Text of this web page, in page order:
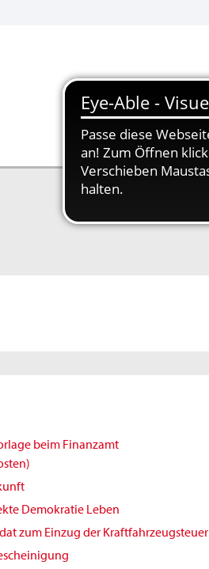
beim Finanzamt
Demokratie Leben
zum Einzug der Kraftfahrzeugsteuer